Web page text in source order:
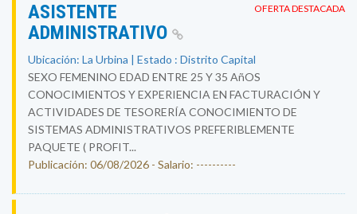
OFERTA DESTACADA
ASISTENTE
ADMINISTRATIVO
Ubicación: La Urbina | Estado : Distrito Capital
SEXO FEMENINO EDAD ENTRE 25 Y 35 AñOS
CONOCIMIENTOS Y EXPERIENCIA EN FACTURACIÓN Y
ACTIVIDADES DE TESORERÍA CONOCIMIENTO DE
SISTEMAS ADMINISTRATIVOS PREFERIBLEMENTE
PAQUETE ( PROFIT...
Publicación: 06/08/2026 - Salario: ----------